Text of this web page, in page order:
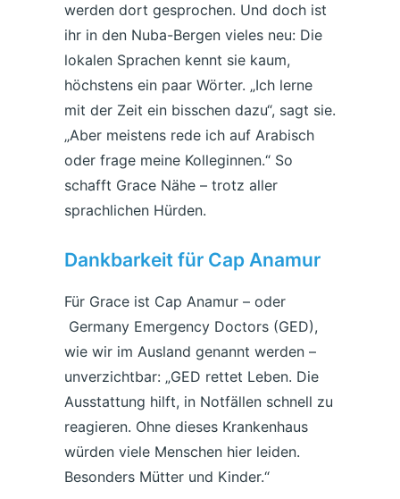
werden dort gesprochen. Und doch ist
ihr in den Nuba-Bergen vieles neu: Die
lokalen Sprachen kennt sie kaum,
höchstens ein paar Wörter. „Ich lerne
mit der Zeit ein bisschen dazu“, sagt sie.
„Aber meistens rede ich auf Arabisch
oder frage meine Kolleginnen.“ So
schafft Grace Nähe – trotz aller
sprachlichen Hürden.
Dankbarkeit für Cap Anamur
Für Grace ist Cap Anamur – oder
Germany Emergency Doctors (GED),
wie wir im Ausland genannt werden –
unverzichtbar: „GED rettet Leben. Die
Ausstattung hilft, in Notfällen schnell zu
reagieren. Ohne dieses Krankenhaus
würden viele Menschen hier leiden.
Besonders Mütter und Kinder.“